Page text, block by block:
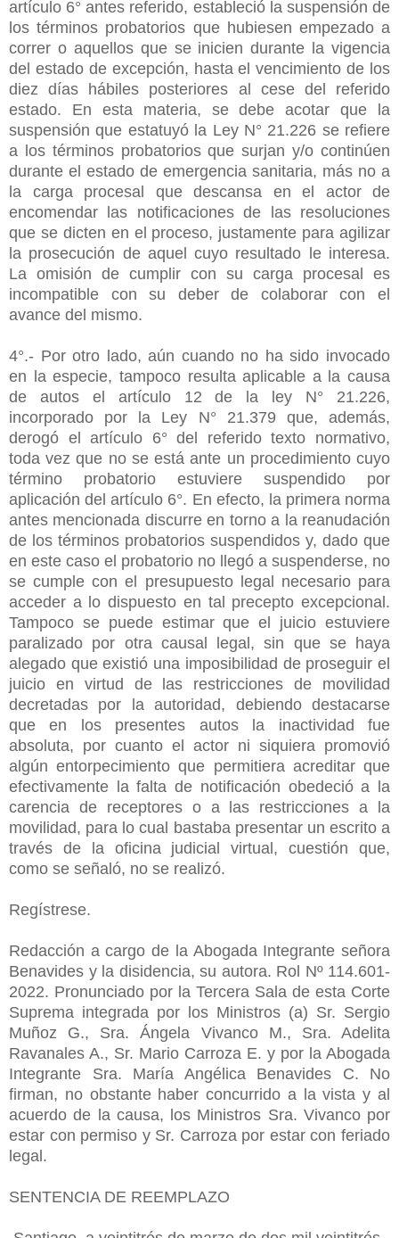
artículo 6° antes referido, estableció la suspensión de
los términos probatorios que hubiesen empezado a
correr o aquellos que se inicien durante la vigencia
del estado de excepción, hasta el vencimiento de los
diez días hábiles posteriores al cese del referido
estado. En esta materia, se debe acotar que la
suspensión que estatuyó la Ley N° 21.226 se refiere
a los términos probatorios que surjan y/o continúen
durante el estado de emergencia sanitaria, más no a
la carga procesal que descansa en el actor de
encomendar las notificaciones de las resoluciones
que se dicten en el proceso, justamente para agilizar
la prosecución de aquel cuyo resultado le interesa.
La omisión de cumplir con su carga procesal es
incompatible con su deber de colaborar con el
avance del mismo.
4°.- Por otro lado, aún cuando no ha sido invocado
en la especie, tampoco resulta aplicable a la causa
de autos el artículo 12 de la ley N° 21.226,
incorporado por la Ley N° 21.379 que, además,
derogó el artículo 6° del referido texto normativo,
toda vez que no se está ante un procedimiento cuyo
término probatorio estuviere suspendido por
aplicación del artículo 6°. En efecto, la primera norma
antes mencionada discurre en torno a la reanudación
de los términos probatorios suspendidos y, dado que
en este caso el probatorio no llegó a suspenderse, no
se cumple con el presupuesto legal necesario para
acceder a lo dispuesto en tal precepto excepcional.
Tampoco se puede estimar que el juicio estuviere
paralizado por otra causal legal, sin que se haya
alegado que existió una imposibilidad de proseguir el
juicio en virtud de las restricciones de movilidad
decretadas por la autoridad, debiendo destacarse
que en los presentes autos la inactividad fue
absoluta, por cuanto el actor ni siquiera promovió
algún entorpecimiento que permitiera acreditar que
efectivamente la falta de notificación obedeció a la
carencia de receptores o a las restricciones a la
movilidad, para lo cual bastaba presentar un escrito a
través de la oficina judicial virtual, cuestión que,
como se señaló, no se realizó.
Regístrese.
Redacción a cargo de la Abogada Integrante señora
Benavides y la disidencia, su autora. Rol Nº 114.601-
2022. Pronunciado por la Tercera Sala de esta Corte
Suprema integrada por los Ministros (a) Sr. Sergio
Muñoz G., Sra. Ángela Vivanco M., Sra. Adelita
Ravanales A., Sr. Mario Carroza E. y por la Abogada
Integrante Sra. María Angélica Benavides C. No
firman, no obstante haber concurrido a la vista y al
acuerdo de la causa, los Ministros Sra. Vivanco por
estar con permiso y Sr. Carroza por estar con feriado
legal.
SENTENCIA DE REEMPLAZO